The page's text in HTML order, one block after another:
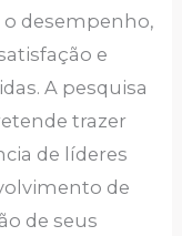
desempenho,
e
A pesquisa
trazer
de líderes
de
de seus